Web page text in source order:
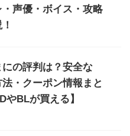
・声優・ボイス・攻略
の評判は？安全な
・クーポン情報まと
やBLが買える】